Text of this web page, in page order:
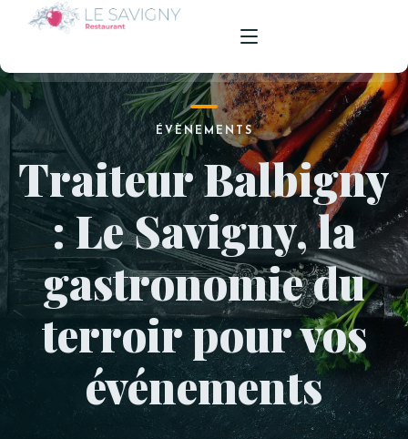
ACCUEIL
NOTRE RESTAURANT
NOS MENUS
TRAITEUR
DÉPÔT DE PAIN
CONTACT
ÉVÈNEMENTS
Traiteur Balbigny
: Le Savigny, la
gastronomie du
terroir pour vos
événements